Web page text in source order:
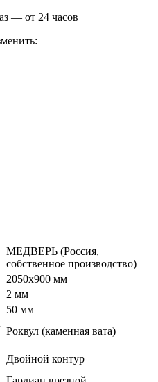
— от 24 часов
МЕДВЕРЬ (Россия,
собственное производство)
2050х900 мм
2 мм
50 мм
Роквул (каменная вата)
Двойной контур